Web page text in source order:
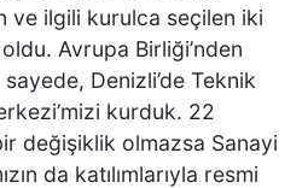
Deprem Anı Kamerada
ve ilgili kurulca seçilen iki
Avrupa Birliği’nden
Denizli’de Teknik
kurduk. 22
değişiklik olmazsa Sanayi
da katılımlarıyla resmi